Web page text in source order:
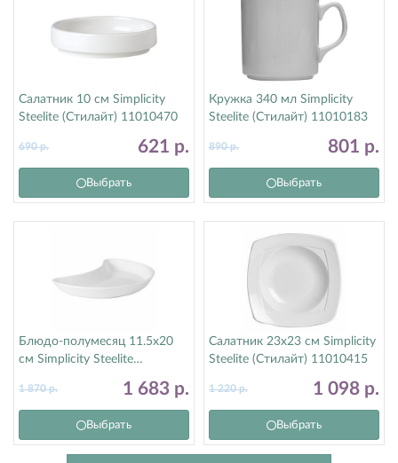
Салатник 10 см Simplicity
Steelite (Стилайт) 11010470
621 р.
690р.
Выбрать
Кружка 340 мл Simplicity
Steelite (Стилайт) 11010183
801 р.
890р.
Выбрать
Блюдо-полумесяц 11.5х20
см Simplicity Steelite
1 683 р.
1 870р.
Выбрать
Салатник 23х23 см Simplicity
Steelite (Стилайт) 11010415
1 098 р.
1 220р.
Выбрать